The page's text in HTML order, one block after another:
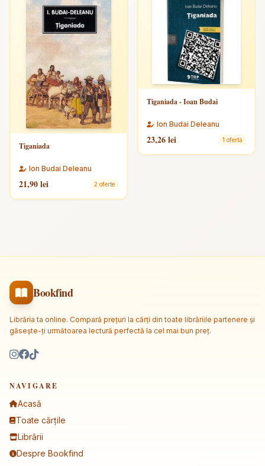
Tiganiada
Ion Budai Deleanu
21,90 lei 2 oferte
Tiganiada - Ioan Budai
Ion Budai Deleanu
23,26 lei 1 ofertă
Bookfind
Librăria ta online. Compară prețuri la cărți din toate librăriile partenere și
găsește-ți următoarea lectură perfectă la cel mai bun preț.
NAVIGARE
Acasă
Toate cărțile
Librării
Despre Bookfind